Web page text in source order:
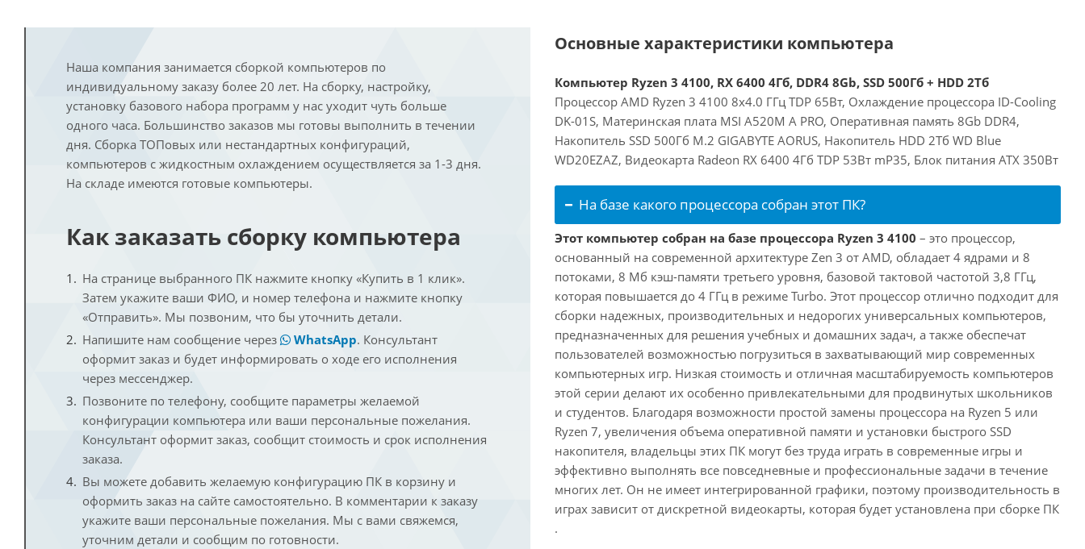
Наша компания занимается сборкой компьютеров по
индивидуальному заказу более 20 лет. На сборку, настройку,
установку базового набора программ у нас уходит чуть больше
одного часа. Большинство заказов мы готовы выполнить в течении
дня. Сборка ТОПовых или нестандартных конфигураций,
компьютеров с жидкостным охлаждением осуществляется за 1-3 дня.
На складе имеются готовые компьютеры.
Как заказать сборку компьютера
На странице выбранного ПК нажмите кнопку «Купить в 1 клик».
Затем укажите ваши ФИО, и номер телефона и нажмите кнопку
«Отправить». Мы позвоним, что бы уточнить детали.
Напишите нам сообщение через
WhatsApp. Консультант
оформит заказ и будет информировать о ходе его исполнения
через мессенджер.
Позвоните по телефону, сообщите параметры желаемой
конфигурации компьютера или ваши персональные пожелания.
Консультант оформит заказ, сообщит стоимость и срок исполнения
заказа.
Вы можете добавить желаемую конфигурацию ПК в корзину и
оформить заказ на сайте самостоятельно. В комментарии к заказу
укажите ваши персональные пожелания. Мы с вами свяжемся,
уточним детали и сообщим по готовности.
Основные характеристики компьютера
Компьютер Ryzen 3 4100, RX 6400 4Гб, DDR4 8Gb, SSD 500Гб + HDD 2Тб
Процессор AMD Ryzen 3 4100 8x4.0 ГГц TDP 65Вт, Охлаждение процессора ID-Cooling
DK-01S, Материнская плата MSI A520M A PRO, Оперативная память 8Gb DDR4,
Накопитель SSD 500Гб M.2 GIGABYTE AORUS, Накопитель HDD 2Тб WD Blue
WD20EZAZ, Видеокарта Radeon RX 6400 4Гб TDP 53Вт mP35, Блок питания ATX 350Вт
На базе какого процессора собран этот ПК?
Этот компьютер собран на базе процессора Ryzen 3 4100 – это процессор,
основанный на современной архитектуре Zen 3 от AMD, обладает 4 ядрами и 8
потоками, 8 Мб кэш-памяти третьего уровня, базовой тактовой частотой 3,8 ГГц,
которая повышается до 4 ГГц в режиме Turbo. Этот процессор отлично подходит для
сборки надежных, производительных и недорогих универсальных компьютеров,
предназначенных для решения учебных и домашних задач, а также обеспечат
пользователей возможностью погрузиться в захватывающий мир современных
компьютерных игр. Низкая стоимость и отличная масштабируемость компьютеров
этой серии делают их особенно привлекательными для продвинутых школьников
и студентов. Благодаря возможности простой замены процессора на Ryzen 5 или
Ryzen 7, увеличения объема оперативной памяти и установки быстрого SSD
накопителя, владельцы этих ПК могут без труда играть в современные игры и
эффективно выполнять все повседневные и профессиональные задачи в течение
многих лет. Он не имеет интегрированной графики, поэтому производительность в
играх зависит от дискретной видеокарты, которая будет установлена при сборке ПК
.